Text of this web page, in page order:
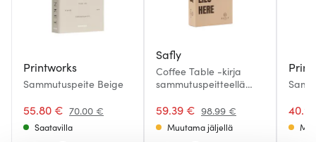
Printworks
Sammutuspeite Beige
55.80 € 70.00 €
Saatavilla
Safly
Coffee Table -kirja
sammutuspeitteellä
59.39 € 98.99 €
Muutama jäljellä